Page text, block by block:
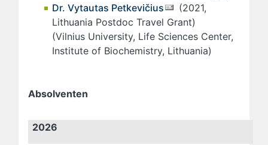
Dr. Vytautas Petkevičius
(2021,
Lithuania Postdoc Travel Grant)
(Vilnius University, Life Sciences Center,
Institute of Biochemistry, Lithuania)
Absolventen
2026